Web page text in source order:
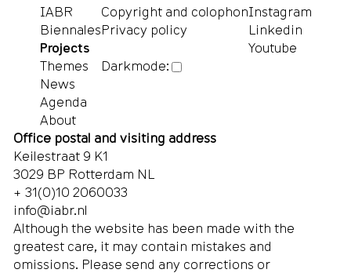
IABR
Biennales
Projects
Themes
News
Agenda
About
Copyright and colophon
Privacy policy
Darkmode:
Instagram
Linkedin
Youtube
Office postal and visiting address
Keilestraat 9 K1
3029 BP Rotterdam NL
+ 31(0)10 2060033
info@iabr.nl
Although the website has been made with the
greatest care, it may contain mistakes and
omissions. Please send any corrections or